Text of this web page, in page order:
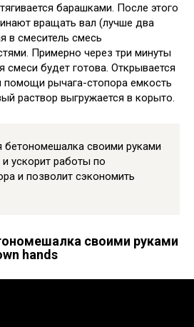
барашками. После этого
вращать вал (лучше два
в смеситель смесь
Примерно через три минуты
смеси будет готова. Открывается
рычага-стопора емкость
раствор выгружается в корыто.
бетономешалка своими руками
и ускорит работы по
и позволит сэкономить
своими руками
hands